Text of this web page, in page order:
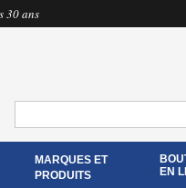
30 ans
MARQUES ET
PRODUITS
EN